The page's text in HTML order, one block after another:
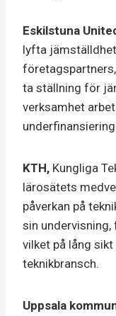
Eskilstuna
lyfta
ta ställning för
verksamhet
KTH, Kungliga
lärosätets
påverkan på
sin
vilket på lång
teknikbransch.
Uppsala